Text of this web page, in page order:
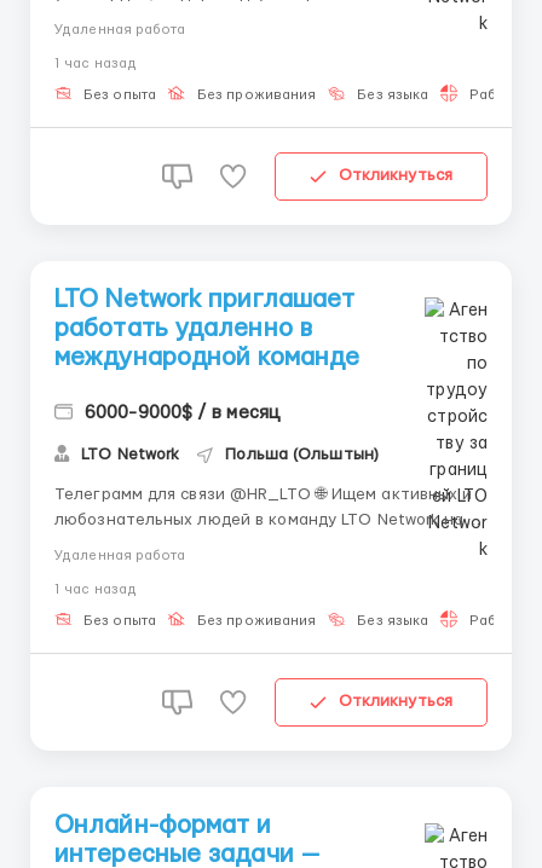
платформа, работающая над гибридными
проекты для ООН. 🕒 Ищем людей на удалённую
работу с гибким графиком — подходит для
Удаленная работа
1 час назад
Без опыта Без проживания Без языка Работа
Откликнуться
LTO Network приглашает
работать удаленно в
международной команде
6000-9000$ / в месяц
LTO Network Польша (Ольштын)
Телеграмм для связи @HR_LTO 🌐 Ищем активных и
любознательных людей в команду LTO Network на
Мы готовы взять вас даже без опыта и
предоставить всё необходимое обучение. 💼
Удаленная работа
1 час назад
Без опыта Без проживания Без языка Работа
Откликнуться
Онлайн-формат и
интересные задачи —